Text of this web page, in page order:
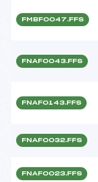
FMBF0047.FFS
FNAF0043.FFS
FNAF0143.FFS
FNAF0032.FFS
FNAF0023.FFS